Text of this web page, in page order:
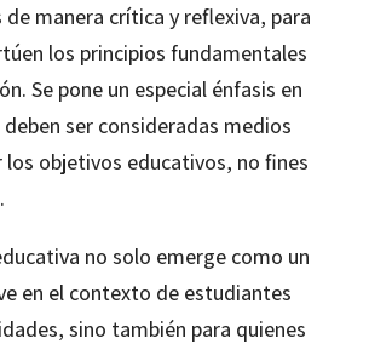
manera crítica y reflexiva, para
los principios fundamentales
Se pone un especial énfasis en
ser consideradas medios
los objetivos educativos, no fines
no solo emerge como un
en el contexto de estudiantes
sino también para quienes